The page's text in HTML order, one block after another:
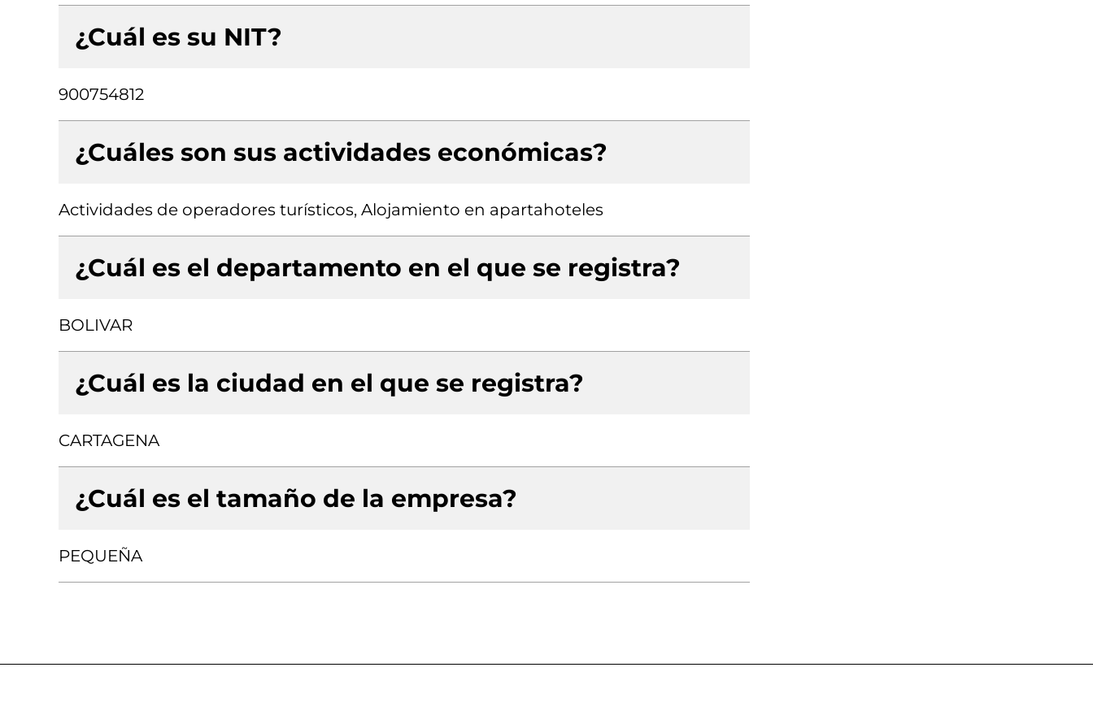
¿Cuál es su NIT?
900754812
¿Cuáles son sus actividades económicas?
Actividades de operadores turísticos, Alojamiento en apartahoteles
¿Cuál es el departamento en el que se registra?
BOLIVAR
¿Cuál es la ciudad en el que se registra?
CARTAGENA
¿Cuál es el tamaño de la empresa?
PEQUEÑA